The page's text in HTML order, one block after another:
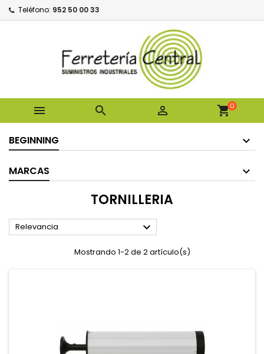
Teléfono: 952 50 00 33
   shopping_cart0
BEGINNING
MARCAS
TORNILLERIA
Relevancia 
Mostrando 1-2 de 2 artículo(s)